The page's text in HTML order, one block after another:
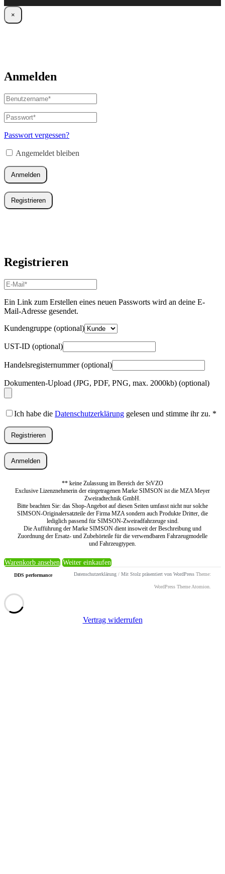
×
Anmelden
Benutzername
oder
E-
Mail-
Adresse*
Passwort*
Erforderlich
Passwort vergessen?
Angemeldet bleiben
Anmelden
Registrieren
Registrieren
E-
Mail-
Adresse*
Erforderlich
Ein Link zum Erstellen eines neuen Passworts wird an deine E-
Mail-Adresse gesendet.
Kundengruppe (optional)
UST-ID (optional)
Handelsregisternummer(optional)
Dokumenten-Upload (JPG, PDF, PNG, max. 2000kb) (optional)
Ich habe die Datenschutzerklärung gelesen und stimme ihr zu. *
Registrieren
Anmelden
** keine Zulassung im Bereich der StVZO
Exclusive Lizenznehmerin der eingetragenen Marke SIMSON ist die MZA Meyer
Zweiradtechnik GmbH.
Bitte beachten Sie: das Shop-Angebot auf diesen Seiten umfasst nicht nur solche
SIMSON-Originalersatzteile der Firma MZA sondern auch Produkte Dritter, die
lediglich passend für SIMSON-Zweiradfahrzeuge sind.
Die Aufführung der Marke SIMSON dient insoweit der Beschreibung und
Zuordnung der Ersatz- und Zubehörteile für die verwendbaren Fahrzeugmodelle
und Fahrzeugtypen.
Warenkorb ansehen Weiter einkaufen
DDS performance Datenschutzerklärung / Mit Stolz präsentiert von WordPress Theme:
WordPress Theme Atomion.
Vertrag widerrufen